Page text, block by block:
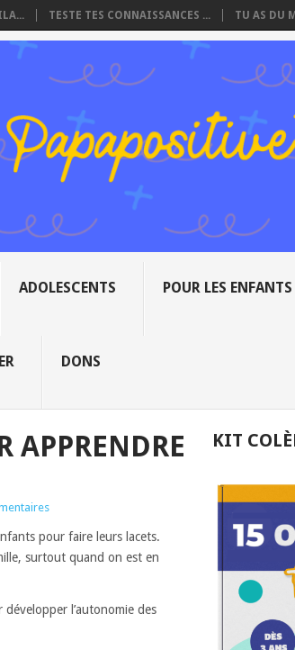
TESTE TES CONNAISSANCES ... TU AS DU
ADOLESCENTS POUR LES ENFANTS
DONS
APPRENDRE
pour faire leurs lacets.
surtout quand on est en
l’autonomie des
KIT